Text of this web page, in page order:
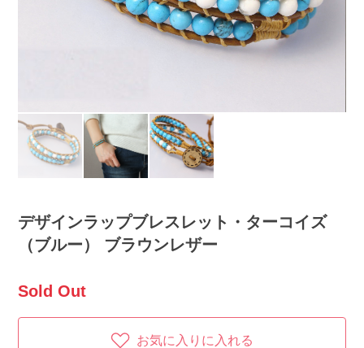
デザインラップブレスレット・ターコイズ
（ブルー） ブラウンレザー
Sold Out
お気に入りに入れる